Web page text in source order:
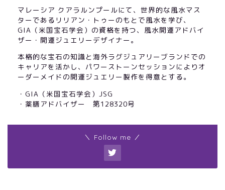
マレーシア クアラルンプールにて、世界的な風水マス
ターであるリリアン・トゥーのもとで風水を学び、
GIA（米国宝石学会）の資格を持つ、風水開運アドバイ
ザー・開運ジュエリーデザイナー。
本格的な宝石の知識と海外ラグジュアリーブランドでの
キャリアを活かし、パワーストーンセッションによりオ
ーダーメイドの開運ジュエリー製作を得意とする。
・GIA（米国宝石学会）JSG
・薬膳アドバイザー 第128320号
＼ Follow me ／